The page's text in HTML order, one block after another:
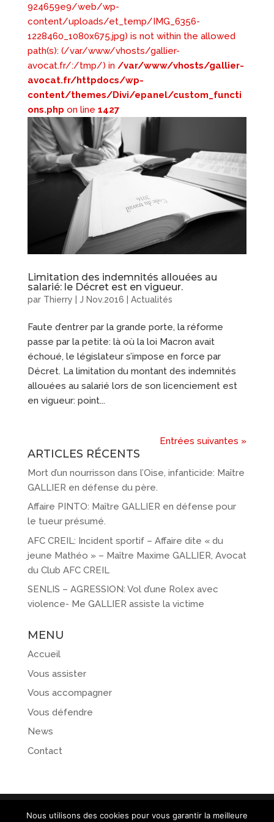
924659e9/web/wp-
content/uploads/et_temp/IMG_6356-
1228460_1080x675.jpg) is not within the allowed
path(s): (/var/www/vhosts/gallier-
avocat.fr/:/tmp/) in /var/www/vhosts/gallier-
avocat.fr/httpdocs/wp-
content/themes/Divi/epanel/custom_functi
ons.php on line 1427
Limitation des indemnités allouées au
salarié: le Décret est en vigueur.
par Thierry | J Nov.2016 | Actualités
Faute d’entrer par la grande porte, la réforme
passe par la petite: là où la loi Macron avait
échoué, le législateur s’impose en force par
Décret. La limitation du montant des indemnités
allouées au salarié lors de son licenciement est
en vigueur: point...
Entrées suivantes »
ARTICLES RÉCENTS
Mort d’un nourrisson dans l’Oise, infanticide: Maître
GALLIER en défense du père.
Affaire PINTO: Maître GALLIER en défense pour
le tueur présumé.
AFC CREIL: Incident sportif – Affaire dite « du
jeune Mathéo » – Maître Maxime GALLIER, Avocat
du Club AFC CREIL
SENLIS – AGRESSION: Vol d’une Rolex avec
violence- Me GALLIER assiste la victime
MENU
Accueil
Vous assister
Vous accompagner
Vous défendre
News
Contact
Nous utilisons des cookies pour vous garantir la meilleure